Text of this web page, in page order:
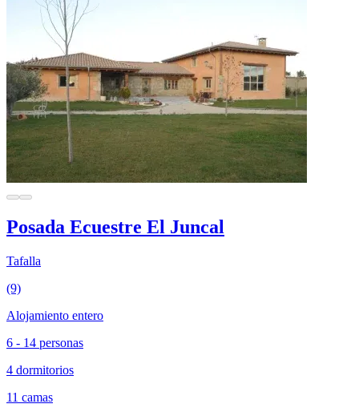
Posada Ecuestre El Juncal
Tafalla
(9)
Alojamiento entero
6 - 14 personas
4 dormitorios
11 camas